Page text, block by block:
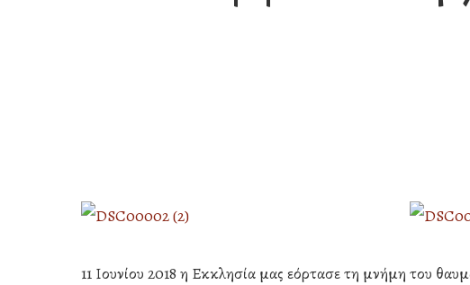
11 Ιουνίου 2018 η Εκκλησία μας εόρτασε τη μνήμη του